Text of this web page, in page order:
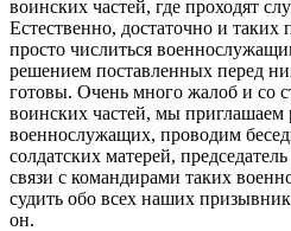
воинских частей, где проходят
Естественно, достаточно и таких
просто числиться
решением поставленных перед
готовы. Очень много жалоб и со
воинских частей, мы приглашаем
военнослужащих, проводим
солдатских матерей,
связи с командирами таких
судить обо всех наших
он.